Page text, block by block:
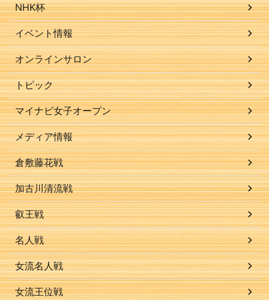
NHK杯
イベント情報
オンラインサロン
トピック
マイナビ女子オープン
メディア情報
倉敷藤花戦
加古川清流戦
叡王戦
名人戦
女流名人戦
女流王位戦